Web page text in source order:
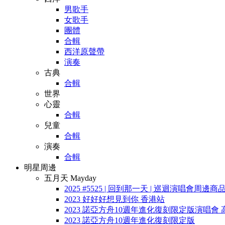
男歌手
女歌手
團體
合輯
西洋原聲帶
演奏
古典
合輯
世界
心靈
合輯
兒童
合輯
演奏
合輯
明星周邊
五月天 Mayday
2025 #5525 | 回到那一天 | 巡迴演唱會周邊商品
2023 好好好想見到你 香港站
2023 諾亞方舟10週年進化復刻限定版演唱會
2023 諾亞方舟10週年進化復刻限定版